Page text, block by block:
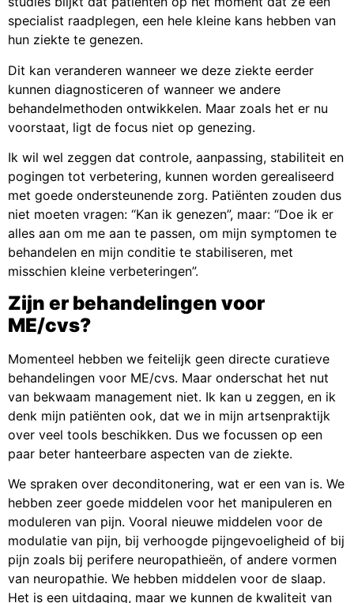
specialist raadplegen, een hele kleine kans hebben van
hun ziekte te genezen.
Dit kan veranderen wanneer we deze ziekte eerder
kunnen diagnosticeren of wanneer we andere
behandelmethoden ontwikkelen. Maar zoals het er nu
voorstaat, ligt de focus niet op genezing.
Ik wil wel zeggen dat controle, aanpassing, stabiliteit en
pogingen tot verbetering, kunnen worden gerealiseerd
met goede ondersteunende zorg. Patiënten zouden dus
niet moeten vragen: “Kan ik genezen”, maar: “Doe ik er
alles aan om me aan te passen, om mijn symptomen te
behandelen en mijn conditie te stabiliseren, met
misschien kleine verbeteringen”.
Zijn er behandelingen voor
ME/cvs?
Momenteel hebben we feitelijk geen directe curatieve
behandelingen voor ME/cvs. Maar onderschat het nut
van bekwaam management niet. Ik kan u zeggen, en ik
denk mijn patiënten ook, dat we in mijn artsenpraktijk
over veel tools beschikken. Dus we focussen op een
paar beter hanteerbare aspecten van de ziekte.
We spraken over deconditonering, wat er een van is. We
hebben zeer goede middelen voor het manipuleren en
moduleren van pijn. Vooral nieuwe middelen voor de
modulatie van pijn, bij verhoogde pijngevoeligheid of bij
pijn zoals bij perifere neuropathieën, of andere vormen
van neuropathie. We hebben middelen voor de slaap.
Het is een uitdaging, maar we kunnen de kwaliteit van